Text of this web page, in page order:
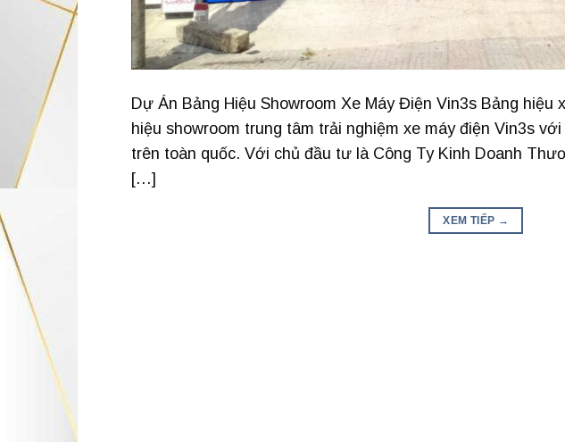
Dự Án Bảng Hiệu Showroom Xe Máy Điện Vin3s Bảng hiệu
hiệu showroom trung tâm trải nghiệm xe máy điện Vin3s
trên toàn quốc. Với chủ đầu tư là Công Ty Kinh Doanh
[…]
XEM TIẾP →